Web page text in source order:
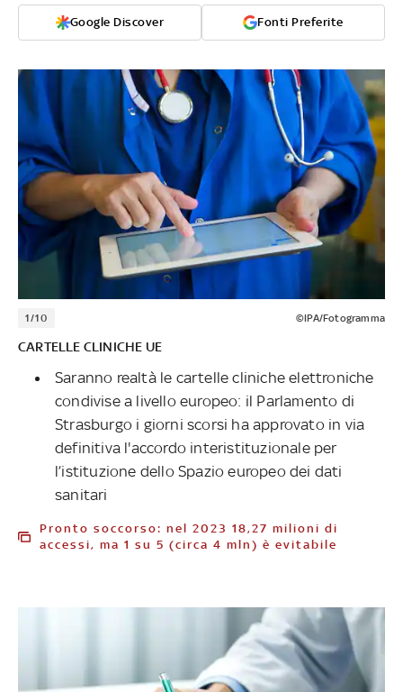
Google Discover Fonti Preferite
1/10 ©IPA/Fotogramma
CARTELLE CLINICHE UE
Saranno realtà le cartelle cliniche elettroniche
condivise a livello europeo: il Parlamento di
Strasburgo i giorni scorsi ha approvato in via
definitiva l'accordo interistituzionale per
l’istituzione dello Spazio europeo dei dati
sanitari
Pronto soccorso: nel 2023 18,27 milioni di
accessi, ma 1 su 5 (circa 4 mln) è evitabile